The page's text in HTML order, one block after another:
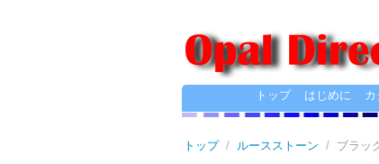
トップ はじめに
トップ / ルースストーン / ブラッ